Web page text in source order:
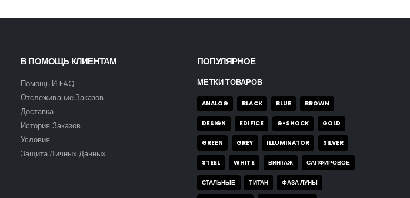
В ПОМОЩЬ КЛИЕНТАМ
Помощь И FAQ
Отслеживание Заказов
Доставка
История Заказов
Условия
Защита Личных Данных
ПОПУЛЯРНОЕ
МЕТКИ ТОВАРОВ
ANALOG BLACK BLUE BROWN
DESIGN EDIFICE G-SHOCK GOLD
GREEN GREY ILLUMINATOR SILVER
STEEL WHITE ВИНТАЖ САПФИРОВОЕ
СТАЛЬНЫЕ ТИТАН ФАЗА ЛУНЫ